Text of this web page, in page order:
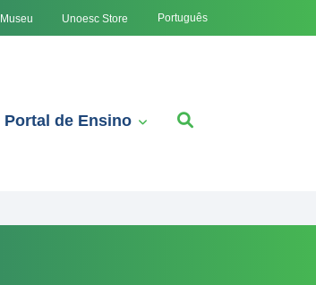
Museu Unoesc Store Português
Portal de Ensino